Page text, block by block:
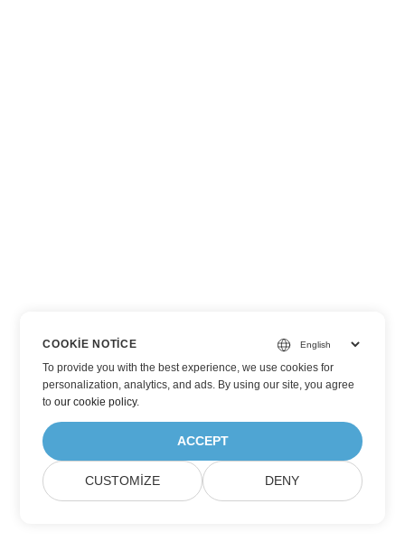
COOKIE NOTICE
To provide you with the best experience, we use cookies for
personalization, analytics, and ads. By using our site, you agree
toour cookie policy.
ACCEPT
CUSTOMIZE DENY